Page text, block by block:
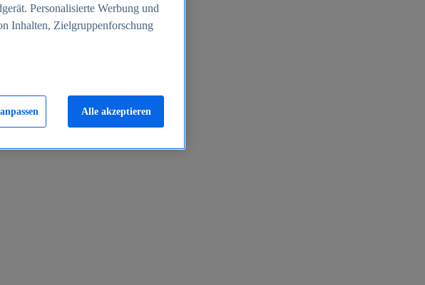
Personalisierte Werbung und
Inhalten, Zielgruppenforschung
Alle akzeptieren